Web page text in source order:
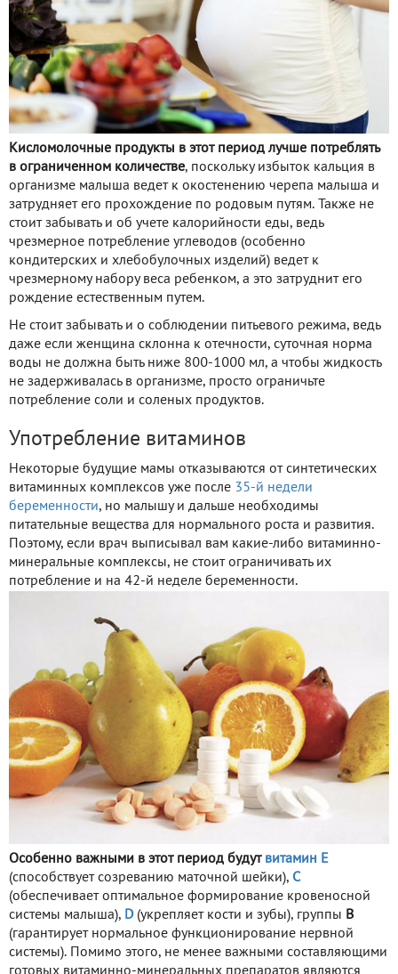
Кисломолочные продукты в этот период лучше потреблять
в ограниченном количестве, поскольку избыток кальция в
организме малыша ведет к окостенению черепа малыша и
затрудняет его прохождение по родовым путям. Также не
стоит забывать и об учете калорийности еды, ведь
чрезмерное потребление углеводов (особенно
кондитерских и хлебобулочных изделий) ведет к
чрезмерному набору веса ребенком, а это затруднит его
рождение естественным путем.
Не стоит забывать и о соблюдении питьевого режима, ведь
даже если женщина склонна к отечности, суточная норма
воды не должна быть ниже 800-1000 мл, а чтобы жидкость
не задерживалась в организме, просто ограничьте
потребление соли и соленых продуктов.
Употребление витаминов
Некоторые будущие мамы отказываются от синтетических
витаминных комплексов уже после 35-й недели
беременности, но малышу и дальше необходимы
питательные вещества для нормального роста и развития.
Поэтому, если врач выписывал вам какие-либо витаминно-
минеральные комплексы, не стоит ограничивать их
потребление и на 42-й неделе беременности.
Особенно важными в этот период будут витамин Е
(способствует созреванию маточной шейки), С
(обеспечивает оптимальное формирование кровеносной
системы малыша), D(укрепляет кости и зубы), группы В
(гарантирует нормальное функционирование нервной
системы). Помимо этого, не менее важными составляющими